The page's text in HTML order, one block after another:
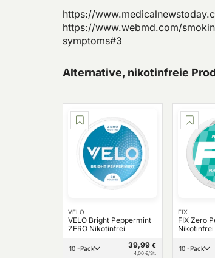
https://
https://www.webmd.com/
symptoms#3
Alternative, nikotinfreie
VELO
VELO Bright Peppermint
ZERO Nikotinfrei
10 -Pack 39,99 €
4,00 €/St.
FIX
FIX Zero
Nikotinfrei
10 -Pack